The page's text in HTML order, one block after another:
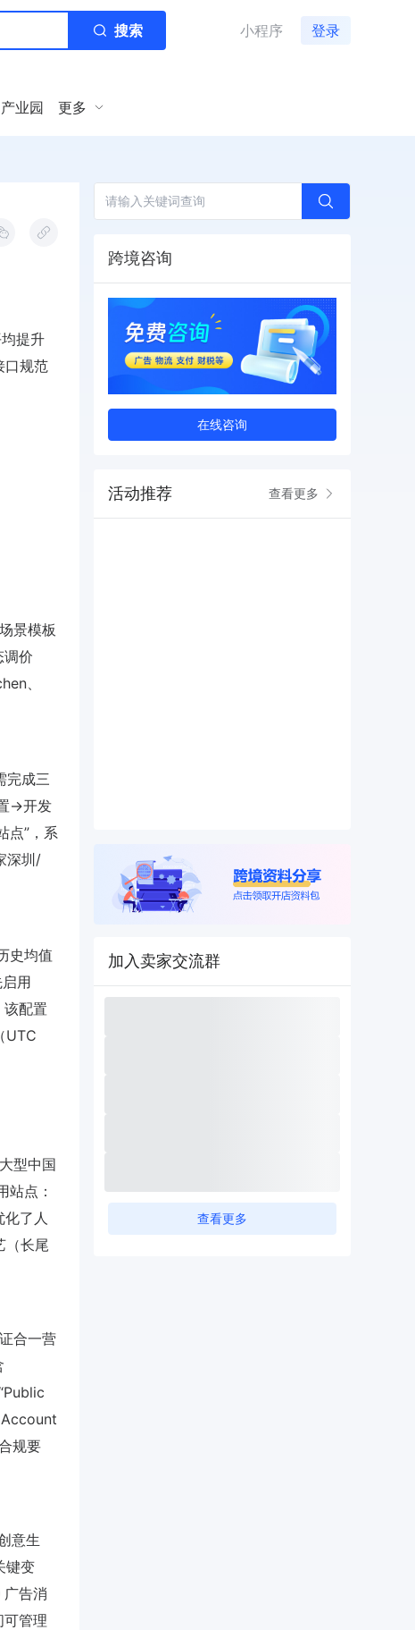
搜索 小程序 登录
产业园 更多
提升
口规范
景模板
调价
、
完成三
→开发
点”，系
深圳/
史均值
用
该配置
UTC
型中国
点：
化了人
（长尾
合一营
规要
意生
键变
告消
管理
跨境咨询
在线咨询
活动推荐 查看更多
加入卖家交流群
查看更多